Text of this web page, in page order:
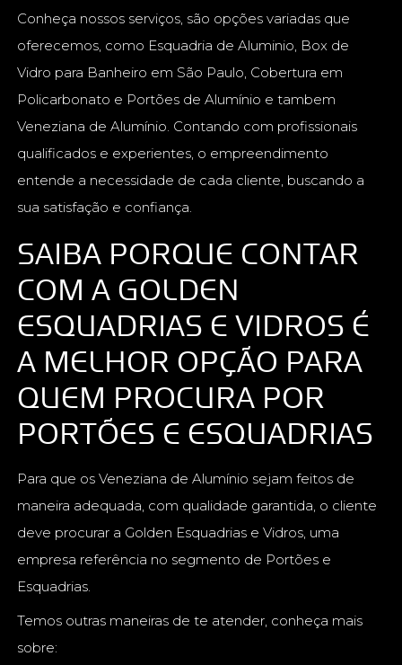
Conheça nossos serviços, são opções variadas que
oferecemos, como Esquadria de Aluminio, Box de
Vidro para Banheiro em São Paulo, Cobertura em
Policarbonato e Portões de Alumínio e tambem
Veneziana de Alumínio. Contando com profissionais
qualificados e experientes, o empreendimento
entende a necessidade de cada cliente, buscando a
sua satisfação e confiança.
SAIBA PORQUE CONTAR
COM A GOLDEN
ESQUADRIAS E VIDROS É
A MELHOR OPÇÃO PARA
QUEM PROCURA POR
PORTÕES E ESQUADRIAS
Para que os Veneziana de Alumínio sejam feitos de
maneira adequada, com qualidade garantida, o cliente
deve procurar a Golden Esquadrias e Vidros, uma
empresa referência no segmento de Portões e
Esquadrias.
Temos outras maneiras de te atender, conheça mais
sobre: